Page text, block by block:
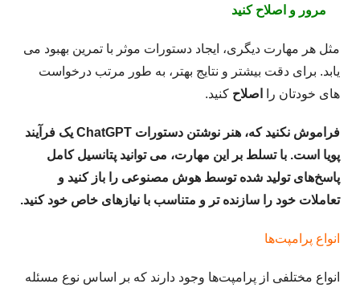
مرور و اصلاح کنید
مثل هر مهارت دیگری، ایجاد دستورات موثر با تمرین بهبود می
یابد. برای دقت بیشتر و نتایج بهتر، به طور مرتب درخواست
های خودتان را
اصلاح کنید.
فراموش نکنید که، هنر نوشتن دستورات ChatGPT یک فرآیند
پویا است. با تسلط بر این مهارت، می توانید پتانسیل کامل
پاسخ‌های تولید شده توسط هوش مصنوعی را باز کنید و
تعاملات خود را سازنده ‌تر و متناسب با نیازهای خاص خود کنید.
انواع پرامپت‌ها
انواع مختلفی از پرامپت‌ها وجود دارند که بر اساس نوع مسئله